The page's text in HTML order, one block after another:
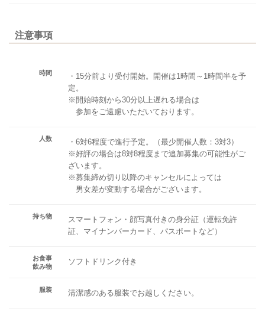
注意事項
時間
・15分前より受付開始。開催は1時間～1時間半を予
定。
※開始時刻から30分以上遅れる場合は
参加をご遠慮いただいております。
人数
・6対6程度で進行予定。（最少開催人数：3対3）
※好評の場合は8対8程度まで追加募集の可能性がご
ざいます。
※募集締め切り以降のキャンセルによっては
男女差が変動する場合がございます。
持ち物
スマートフォン・顔写真付きの身分証（運転免許
証、マイナンバーカード、パスポートなど）
お食事
飲み物
ソフトドリンク付き
服装 清潔感のある服装でお越しください。